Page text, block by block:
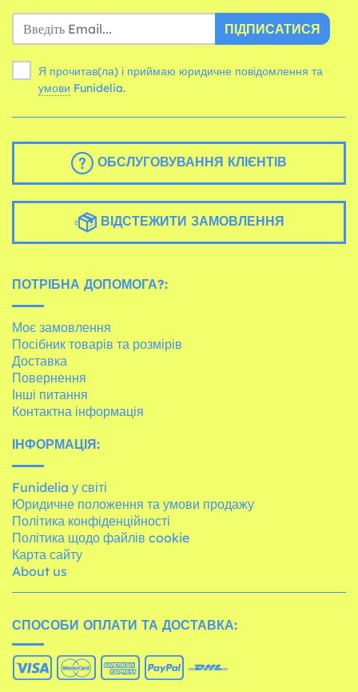
ПІДПИСАТИСЯ
Я прочитав(ла) і приймаю юридичне повідомлення та
умови Funidelia.
ОБСЛУГОВУВАННЯ КЛІЄНТІВ
ВІДСТЕЖИТИ ЗАМОВЛЕННЯ
ПОТРІБНА ДОПОМОГА?:
Моє замовлення
Посібник товарів та розмірів
Доставка
Повернення
Інші питання
Контактна інформація
ІНФОРМАЦІЯ:
Funidelia у світі
Юридичне положення та умови продажу
Політика конфіденційності
Політика щодо файлів cookie
Карта сайту
About us
СПОСОБИ ОПЛАТИ ТА ДОСТАВКА: